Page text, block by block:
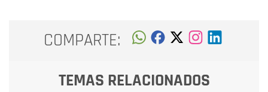
COMPARTE:
TEMAS RELACIONADOS